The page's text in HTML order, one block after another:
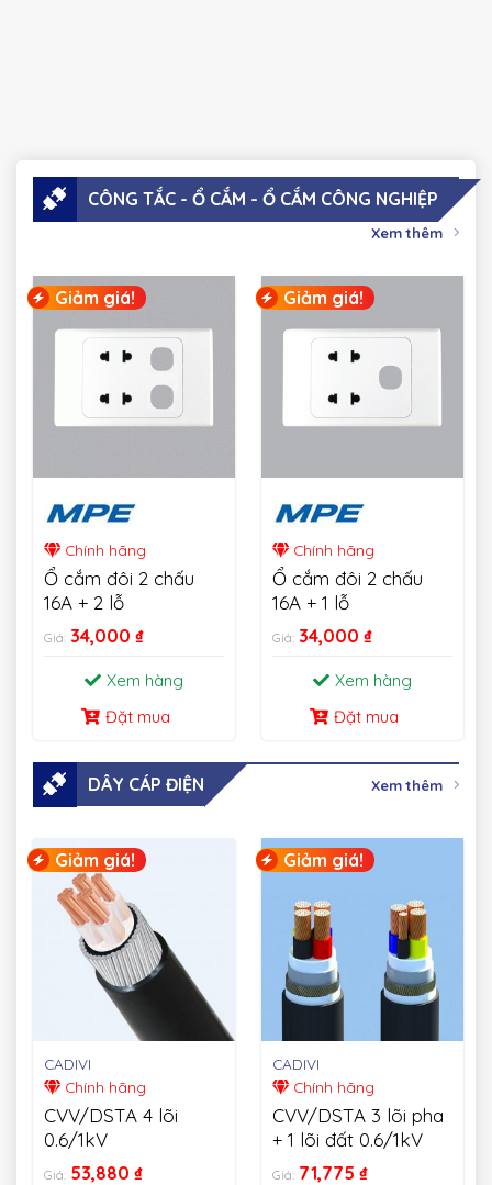
CÔNG TẮC - Ổ CẮM - Ổ CẮM CÔNG NGHIỆP
Xem thêm
Giảm giá!
Chính hãng
Ổ cắm đôi 2 chấu
16A + 2 lỗ
Giá: 34,000 ₫
Xem hàng
Đặt mua
Giảm giá!
Chính hãng
Ổ cắm đôi 2 chấu
16A + 1 lỗ
Giá: 34,000 ₫
Xem hàng
Đặt mua
DÂY CÁP ĐIỆN Xem thêm
Giảm giá!
CADIVI
Chính hãng
CVV/DSTA 4 lõi
0.6/1kV
Giá: 53,880 ₫
Giảm giá!
CADIVI
Chính hãng
CVV/DSTA 3 lõi pha
+ 1 lõi đất 0.6/1kV
Giá: 71,775 ₫